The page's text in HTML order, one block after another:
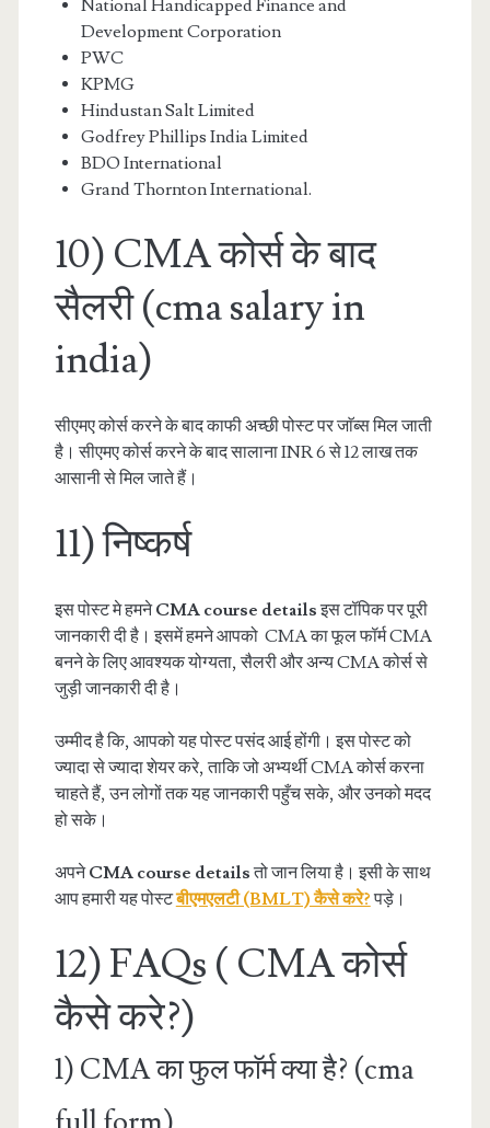
National Handicapped Finance and
Development Corporation
PWC
KPMG
Hindustan Salt Limited
Godfrey Phillips India Limited
BDO International
Grand Thornton International.
10) CMA कोर्स के बाद
सैलरी (cma salary in
india)
सीएमए कोर्स करने के बाद काफी अच्छी पोस्ट पर जाॅब्स मिल जाती
है। सीएमए कोर्स करने के बाद सालाना INR 6 से 12 लाख तक
आसानी से मिल जाते हैं।
11) निष्कर्ष
इस पोस्ट मे हमनेCMA course detailsइस टॉपिक पर पूरी
जानकारी दी है। इसमें हमने आपको CMA का फूल फॉर्म CMA
बनने के लिए आवश्यक योग्यता, सैलरी और अन्य CMA कोर्स से
जुड़ी जानकारी दी है।
उम्मीद है कि, आपको यह पोस्ट पसंद आई होंगी। इस पोस्ट को
ज्यादा से ज्यादा शेयर करे, ताकि जो अभ्यर्थी CMA कोर्स करना
चाहते हैं, उन लोगों तक यह जानकारी पहुँच सके, और उनको मदद
हो सके।
अपनेCMA course detailsतो जान लिया है। इसी के साथ
आप हमारी यह पोस्टबीएमएलटी (BMLT) कैसे करे?पड़े।
12) FAQs ( CMA कोर्स
कैसे करे?)
1) CMA का फुल फाॅर्म क्या है? (cma